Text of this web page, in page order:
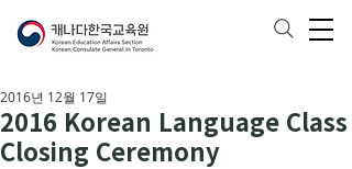
2016 Korean Language Class
Closing Ceremony
2016년 12월 17일